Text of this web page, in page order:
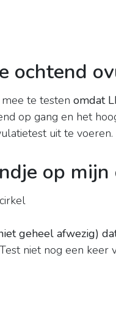
ochtend
te testen omdat
op gang en het
uit te voeren.
op
geheel afwezig)
niet nog een keer